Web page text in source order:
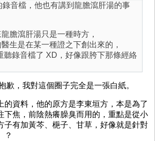
音檔，他也有講到龍膽瀉肝湯的事
膽瀉肝湯只是一種時方，
生是在某一種證之下創出來的，
聽錄音檔了 XD，好像跟胯下那條經絡
歉，我對這個圈子完全是一張白紙。
的資料，他的原方是李東垣方，本是為了
下焦，前陰熱癢臊臭而用的，重點是從小
子有加黃芩、梔子、甘草，好像就是針對
？